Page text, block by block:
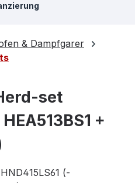
& Dampfgarer
set
+